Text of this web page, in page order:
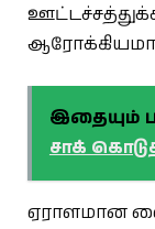
இதையும்
சாக்
ஏராளமான